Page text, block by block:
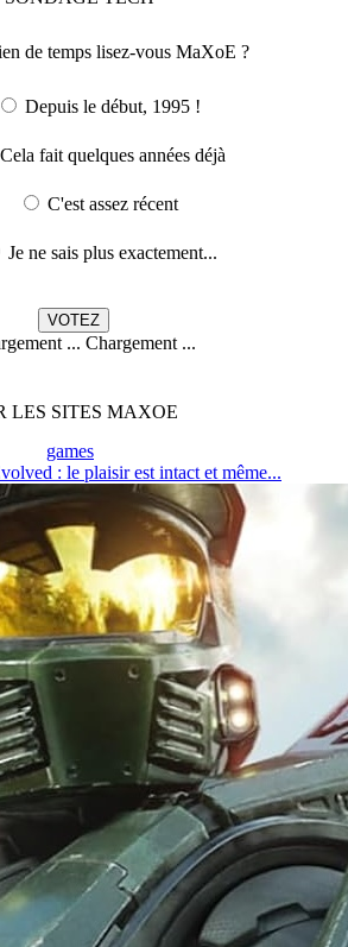
de temps lisez-vous MaXoE ?
Depuis le début, 1995 !
Cela fait quelques années déjà
C'est assez récent
Je ne sais plus exactement...
Chargement ...
LES SITES MAXOE
games
: le plaisir est intact et même...